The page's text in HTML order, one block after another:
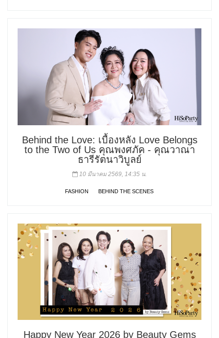
Behind the Love: เบื้องหลัง Love Belongs
to the Two of Us คุณพงศภัค - คุณวาณา
ธารีรัตนาวิบูลย์
10 มีนาคม 2569, 14:35 น.
FASHION BEHIND THE SCENES
Happy New Year 2026 by Beauty Gems